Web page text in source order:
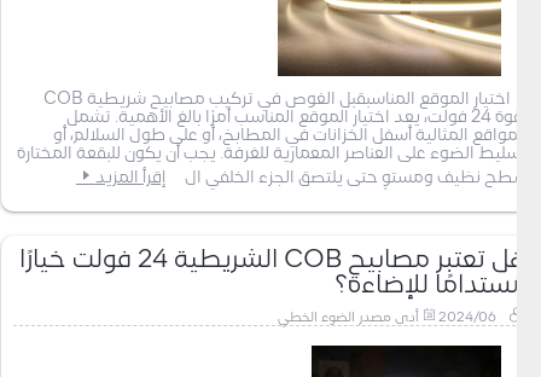
اختيار الموقع المناسبقبل الغوص في تركيب مصابيح شريطية COB
بقوة 24 فولت، يعد اختيار الموقع المناسب أمرًا بالغ الأهمية. تشمل
المواقع المثالية أسفل الخزانات في المطابخ، أو على طول السلالم، أو
تسليط الضوء على العناصر المعمارية للغرفة. يجب أن يكون للبقعة المختارة
سطح نظيف ومستوٍ حتى يلتصق الجزء الخلفي ال
إقرأ المزيد
هل تعتبر مصابيح COB الشريطية 24 فولت خيارًا
مستدامًا للإضاءة؟
2024/06 أدى مصدر الضوء الخطي